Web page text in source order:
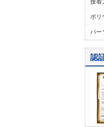
ポリ
パー
認